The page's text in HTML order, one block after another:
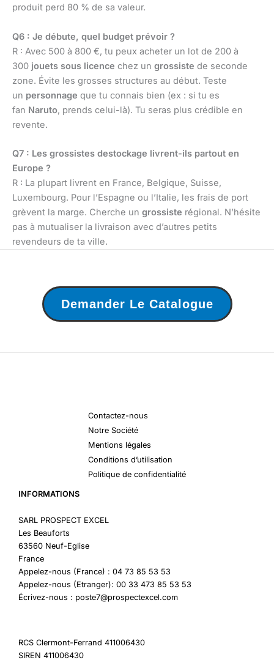
produit perd 80 % de sa valeur.
Q6 : Je débute, quel budget prévoir ?
R : Avec 500 à 800 €, tu peux acheter un lot de 200 à
300 jouets sous licence chez un grossiste de seconde
zone. Évite les grosses structures au début. Teste
un personnage que tu connais bien (ex : si tu es
fan Naruto, prends celui-là). Tu seras plus crédible en
revente.
Q7 : Les grossistes destockage livrent-ils partout en
Europe ?
R : La plupart livrent en France, Belgique, Suisse,
Luxembourg. Pour l’Espagne ou l’Italie, les frais de port
grèvent la marge. Cherche un grossiste régional. N’hésite
pas à mutualiser la livraison avec d’autres petits
revendeurs de ta ville.
Demander Le Catalogue
Contactez-nous
Notre Société
Mentions légales
Conditions d’utilisation
Politique de confidentialité
INFORMATIONS
SARL PROSPECT EXCEL
Les Beauforts
63560 Neuf-Eglise
France
Appelez-nous (France) : 04 73 85 53 53
Appelez-nous (Etranger): 00 33 473 85 53 53
Écrivez-nous : poste7@prospectexcel.com
RCS Clermont-Ferrand 411006430
SIREN 411006430